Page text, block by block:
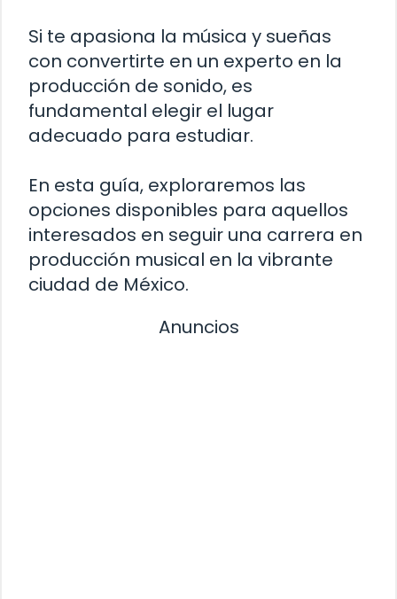
Si te apasiona la música y sueñas
con convertirte en un experto en la
producción de sonido, es
fundamental elegir el lugar
adecuado para estudiar.
En esta guía, exploraremos las
opciones disponibles para aquellos
interesados en seguir una carrera en
producción musical en la vibrante
ciudad de México.
Anuncios